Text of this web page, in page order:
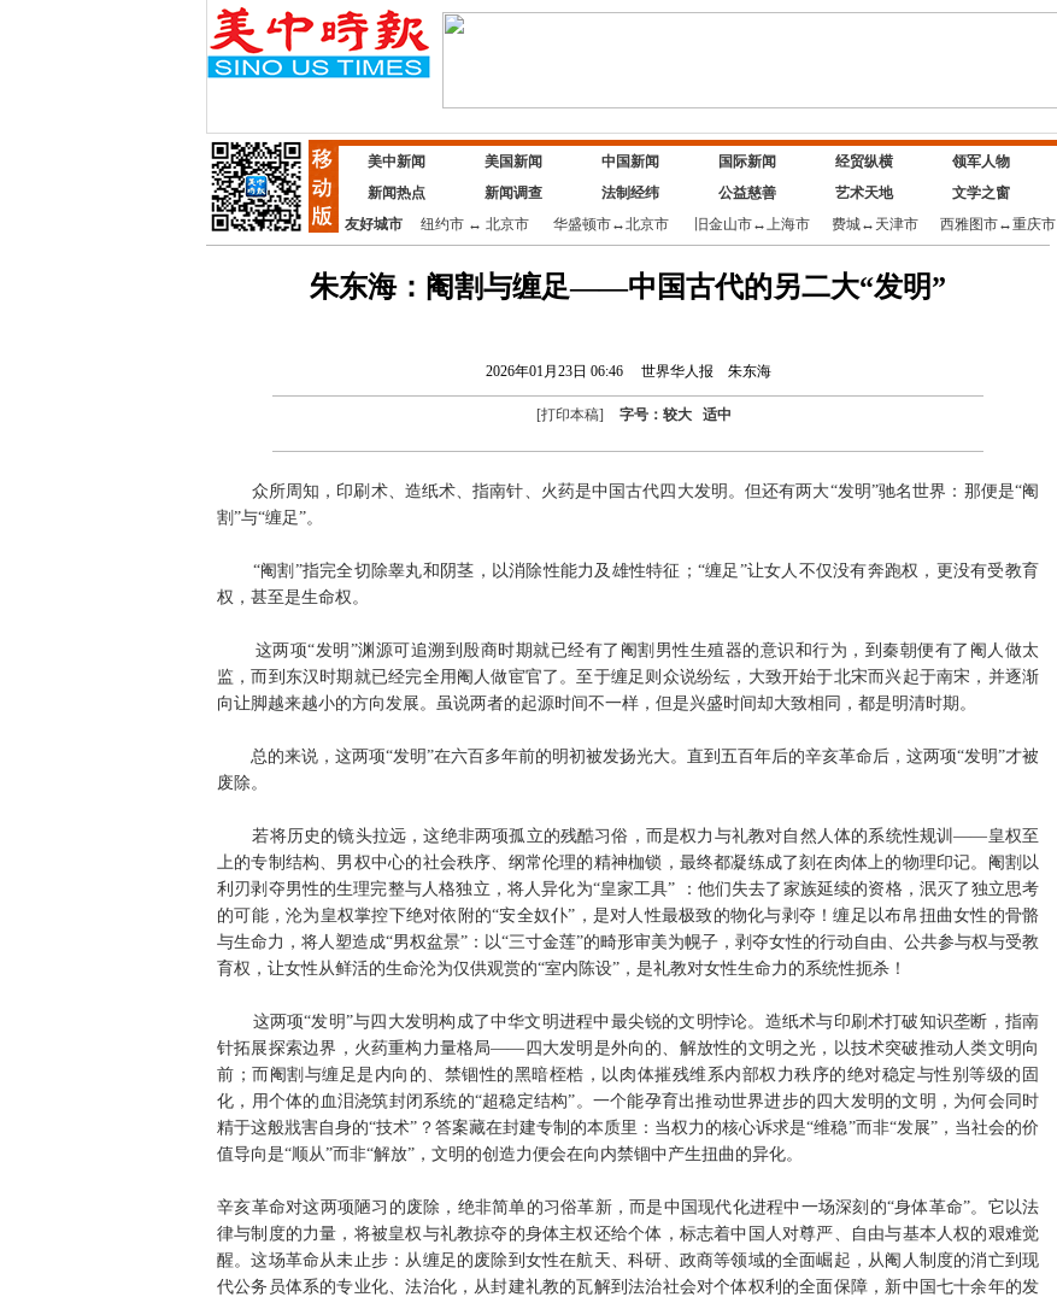
美中新闻 美国新闻 中国新闻 国际新闻 经贸纵横 领军人物
新闻热点
新闻调查 法制经纬 公益慈善 艺术天地 文学之窗
友好城市
纽约市↔ 北京市 华盛顿市↔北京市 旧金山市↔上海市 费城↔ 天津市 西雅图市↔重庆市
朱东海：阉割与缠足——中国古代的另二大“发明”
2026年01月23日 06:46 世界华人报 朱东海
[打印本稿] 字号： 较大 适中
众所周知，印刷术、造纸术、指南针、火药是中国古代四大发明。但还有两大“发明”驰名世界：那便是“阉
割”与“缠足”。
“阉割”指完全切除睾丸和阴茎，以消除性能力及雄性特征；“缠足”让女人不仅没有奔跑权，更没有受教育
权，甚至是生命权。
这两项“发明”渊源可追溯到殷商时期就已经有了阉割男性生殖器的意识和行为，到秦朝便有了阉人做太
监，而到东汉时期就已经完全用阉人做宦官了。至于缠足则众说纷纭，大致开始于北宋而兴起于南宋，并逐渐
向让脚越来越小的方向发展。虽说两者的起源时间不一样，但是兴盛时间却大致相同，都是明清时期。
总的来说，这两项“发明”在六百多年前的明初被发扬光大。直到五百年后的辛亥革命后，这两项“发明”才被
废除。
若将历史的镜头拉远，这绝非两项孤立的残酷习俗，而是权力与礼教对自然人体的系统性规训——皇权至
上的专制结构、男权中心的社会秩序、纲常伦理的精神枷锁，最终都凝练成了刻在肉体上的物理印记。阉割以
利刃剥夺男性的生理完整与人格独立，将人异化为“皇家工具” ：他们失去了家族延续的资格，泯灭了独立思考
的可能，沦为皇权掌控下绝对依附的“安全奴仆”，是对人性最极致的物化与剥夺！缠足以布帛扭曲女性的骨骼
与生命力，将人塑造成“男权盆景”：以“三寸金莲”的畸形审美为幌子，剥夺女性的行动自由、公共参与权与受教
育权，让女性从鲜活的生命沦为仅供观赏的“室内陈设”，是礼教对女性生命力的系统性扼杀！
这两项“发明”与四大发明构成了中华文明进程中最尖锐的文明悖论。造纸术与印刷术打破知识垄断，指南
针拓展探索边界，火药重构力量格局——四大发明是外向的、解放性的文明之光，以技术突破推动人类文明向
前；而阉割与缠足是内向的、禁锢性的黑暗桎梏，以肉体摧残维系内部权力秩序的绝对稳定与性别等级的固
化，用个体的血泪浇筑封闭系统的“超稳定结构”。一个能孕育出推动世界进步的四大发明的文明，为何会同时
精于这般戕害自身的“技术”？答案藏在封建专制的本质里：当权力的核心诉求是“维稳”而非“发展”，当社会的价
值导向是“顺从”而非“解放”，文明的创造力便会在向内禁锢中产生扭曲的异化。
辛亥革命对这两项陋习的废除，绝非简单的习俗革新，而是中国现代化进程中一场深刻的“身体革命”。它以法
律与制度的力量，将被皇权与礼教掠夺的身体主权还给个体，标志着中国人对尊严、自由与基本人权的艰难觉
醒。这场革命从未止步：从缠足的废除到女性在航天、科研、政商等领域的全面崛起，从阉人制度的消亡到现
代公务员体系的专业化、法治化，从封建礼教的瓦解到法治社会对个体权利的全面保障，新中国七十余年的发